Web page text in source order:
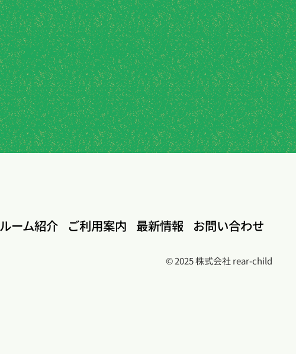
メールでお問い合わせ
ルーム紹介 ご利用案内 最新情報 お問い合わせ
© 2025 株式会社 rear-child